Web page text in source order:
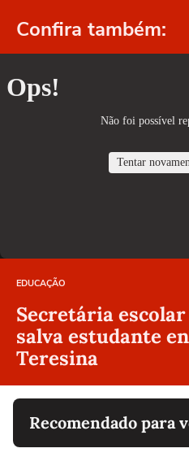
Confira também:
EDUCAÇÃO
Secretária
salva estudante
Teresina
Recomendado para